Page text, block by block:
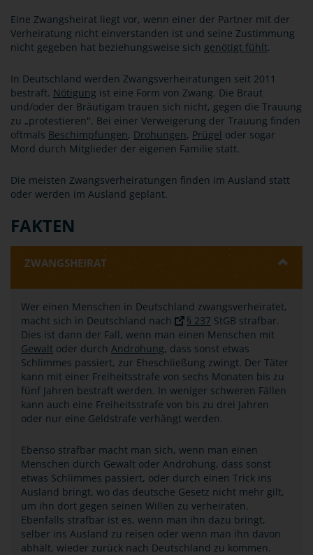
Eine Zwangsheirat liegt vor, wenn einer der Partner mit der
Verheiratung nicht einverstanden ist und seine Zustimmung
nicht gegeben hat beziehungsweise sich genötigt fühlt.
In Deutschland werden Zwangsverheiratungen seit 2011
bestraft. Nötigung ist eine Form von Zwang. Die Braut
und/oder der Bräutigam trauen sich nicht, gegen die Trauung
zu „protestieren". Bei einer Verweigerung der Trauung finden
oftmals Beschimpfungen, Drohungen, Prügel oder sogar
Mord durch Mitglieder der eigenen Familie statt.
Die meisten Zwangsverheiratungen finden im Ausland statt
oder werden im Ausland geplant.
FAKTEN
ZWANGSHEIRAT
Wer einen Menschen in Deutschland zwangsverheiratet,
macht sich in Deutschland nach
§ 237 StGB strafbar.
Dies ist dann der Fall, wenn man einen Menschen mit
Gewalt oder durch Androhung, dass sonst etwas
Schlimmes passiert, zur Eheschließung zwingt. Der Täter
kann mit einer Freiheitsstrafe von sechs Monaten bis zu
fünf Jahren bestraft werden. In weniger schweren Fällen
kann auch eine Freiheitsstrafe von bis zu drei Jahren
oder nur eine Geldstrafe verhängt werden.
Ebenso strafbar macht man sich, wenn man einen
Menschen durch Gewalt oder Androhung, dass sonst
etwas Schlimmes passiert, oder durch einen Trick ins
Ausland bringt, wo das deutsche Gesetz nicht mehr gilt,
um ihn dort gegen seinen Willen zu verheiraten.
Ebenfalls strafbar ist es, wenn man ihn dazu bringt,
selber ins Ausland zu reisen oder wenn man ihn davon
abhält, wieder zurück nach Deutschland zu kommen.